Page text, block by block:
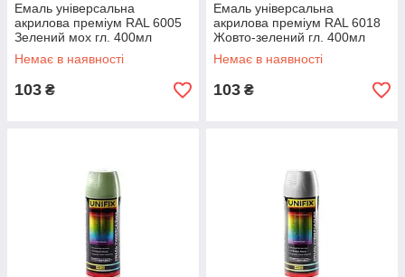
Емаль універсальна
акрилова преміум RAL 6005
Зелений мох гл. 400мл
UNIFIX
Немає в наявності
103 ₴
Емаль універсальна
акрилова преміум RAL 6018
Жовто-зелений гл. 400мл
UNIFIX
Немає в наявності
103 ₴